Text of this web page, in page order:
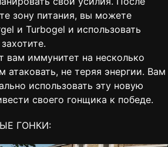
зону питания, вы можете
и Turbogel и использовать
вам иммунитет на несколько
атаковать, не теряя энергии. Вам
использовать эту новую
своего гонщика к победе.
ГОНКИ: